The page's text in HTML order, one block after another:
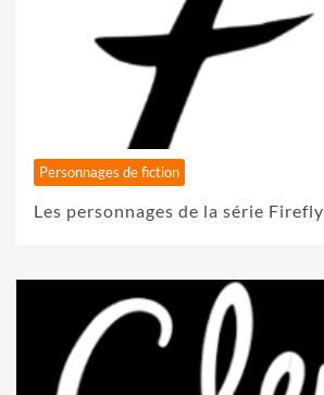
Personnages de fiction
Les personnages de la série Firefly